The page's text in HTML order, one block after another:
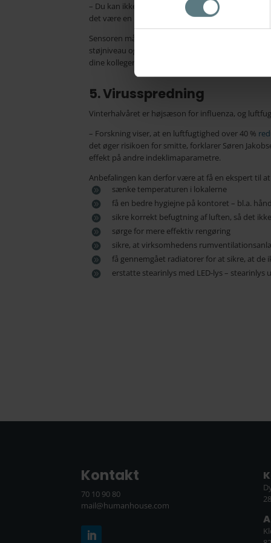
– Du kan ikke altid være sikker på, at du kan
det være en idé at ty til andre hjælpemidler. En
Sensoren måler netop på alle parametre i
støjniveau og lys. Du bliver dermed i stand til at
dine kollegers helbred.
5. Virusspredning
Vinterhalvåret er højsæson for influenza, og
– Forskning viser, at en luftfugtighed over 40 %
det øger risikoen for smitte, forklarer Søren
effekt på andre indeklimaparametre.
Anbefalingen kan derfor være at få en ekspert til
sænke temperaturen i lokalerne
få en bedre hygiejne på kontoret – bl.a.
sikre korrekt befugtning af luften, så det
sørge for mere effektiv rengøring
sikre, at virksomhedens
få gennemgået radiatorer for at sikre, at de
erstatte stearinlys med LED-lys –
Kontakt
70 10 90 80
mail@humanhouse.com